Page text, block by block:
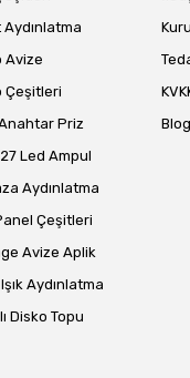
Avize
Çeşitleri
Priz
Led Ampul
Aydınlatma
Çeşitleri
Avize Aplik
Işık Aydınlatma
Disko Topu